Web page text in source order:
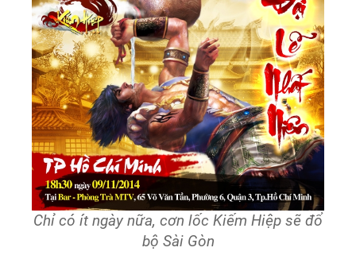
Chỉ có ít ngày nữa, cơn lốc Kiếm Hiệp sẽ đổ
bộ Sài Gòn